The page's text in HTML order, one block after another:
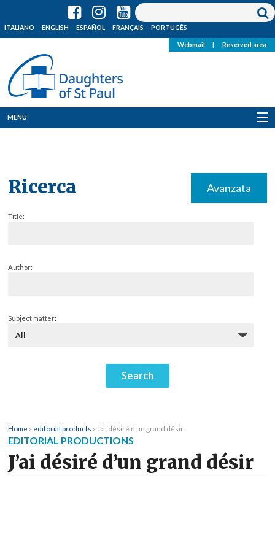
ITALIANO ENGLISH ESPAÑOL FRANÇAIS PORTUGÊS
Webmail Reserved area
MENU
Ricerca Avanzata
Title:
Author:
Subject matter:
Home » editorial products » J’ai désiré d’un grand désir
EDITORIAL PRODUCTIONS
J’ai désiré d’un grand désir